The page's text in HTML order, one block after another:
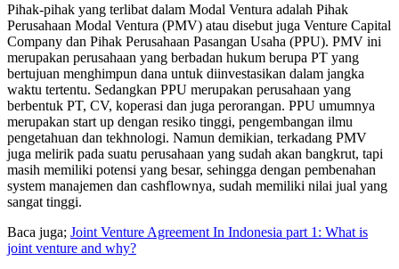
Pihak-pihak yang terlibat dalam Modal Ventura adalah Pihak
Perusahaan Modal Ventura (PMV) atau disebut juga Venture Capital
Company dan Pihak Perusahaan Pasangan Usaha (PPU). PMV ini
merupakan perusahaan yang berbadan hukum berupa PT yang
bertujuan menghimpun dana untuk diinvestasikan dalam jangka
waktu tertentu. Sedangkan PPU merupakan perusahaan yang
berbentuk PT, CV, koperasi dan juga perorangan. PPU umumnya
merupakan start up dengan resiko tinggi, pengembangan ilmu
pengetahuan dan tekhnologi. Namun demikian, terkadang PMV
juga melirik pada suatu perusahaan yang sudah akan bangkrut, tapi
masih memiliki potensi yang besar, sehingga dengan pembenahan
system manajemen dan cashflownya, sudah memiliki nilai jual yang
sangat tinggi.
Baca juga; Joint Venture Agreement In Indonesia part 1: What is
joint venture and why?